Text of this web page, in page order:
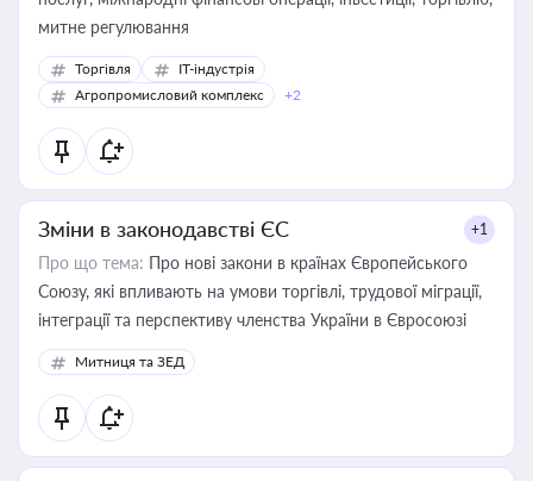
митне регулювання
Торгівля
IT-індустрія
Агропромисловий комплекс
+2
Зміни в законодавстві ЄС +1
Про що тема: Про нові закони в країнах Європейського
Союзу, які впливають на умови торгівлі, трудової міграції,
інтеграції та перспективу членства України в Євросоюзі
Митниця та ЗЕД